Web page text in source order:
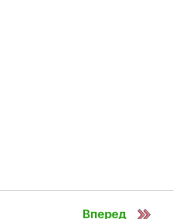
Вперед